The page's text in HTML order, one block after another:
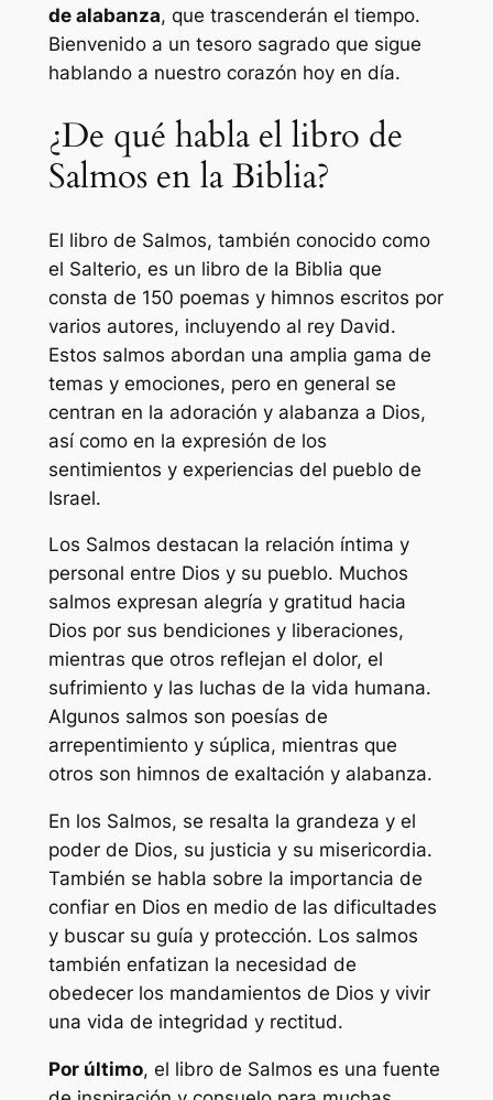
de alabanza, que trascenderán el tiempo.
Bienvenido a un tesoro sagrado que sigue
hablando a nuestro corazón hoy en día.
¿De qué habla el libro de
Salmos en la Biblia?
El libro de Salmos, también conocido como
el Salterio, es un libro de la Biblia que
consta de 150 poemas y himnos escritos por
varios autores, incluyendo al rey David.
Estos salmos abordan una amplia gama de
temas y emociones, pero en general se
centran en la adoración y alabanza a Dios,
así como en la expresión de los
sentimientos y experiencias del pueblo de
Israel.
Los Salmos destacan la relación íntima y
personal entre Dios y su pueblo. Muchos
salmos expresan alegría y gratitud hacia
Dios por sus bendiciones y liberaciones,
mientras que otros reflejan el dolor, el
sufrimiento y las luchas de la vida humana.
Algunos salmos son poesías de
arrepentimiento y súplica, mientras que
otros son himnos de exaltación y alabanza.
En los Salmos, se resalta la grandeza y el
poder de Dios, su justicia y su misericordia.
También se habla sobre la importancia de
confiar en Dios en medio de las dificultades
y buscar su guía y protección. Los salmos
también enfatizan la necesidad de
obedecer los mandamientos de Dios y vivir
una vida de integridad y rectitud.
Por último, el libro de Salmos es una fuente